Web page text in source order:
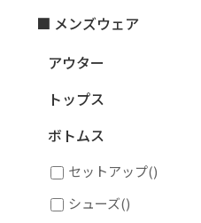
■ メンズウェア
アウター
トップス
ボトムス
セットアップ()
シューズ()